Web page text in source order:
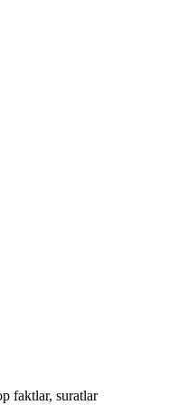
faktlar, suratlar